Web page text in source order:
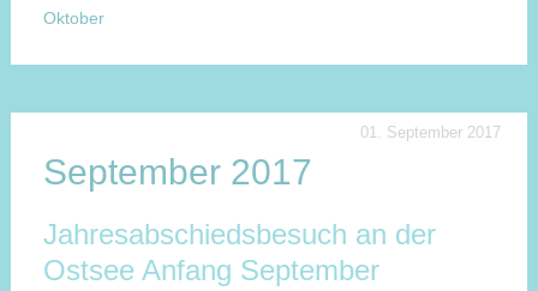
Oktober
01. September 2017
September 2017
Jahresabschiedsbesuch an der
Ostsee Anfang September